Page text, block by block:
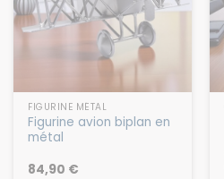
FIGURINE MÉTAL
Figurine avion biplan en
métal
84,90 €